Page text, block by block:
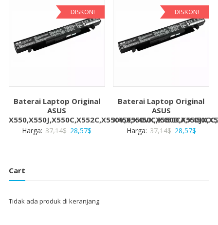
28,57$.
DISKON!
Baterai Laptop Original
ASUS
Harga: 37,14$ Harga
28,57$
28,57$.
DISKON!
Baterai Laptop Original
ASUS
Harga: 37,14$ Harga
28,57$Harga
28,57$.
Cart
Tidak ada produk di keranjang.